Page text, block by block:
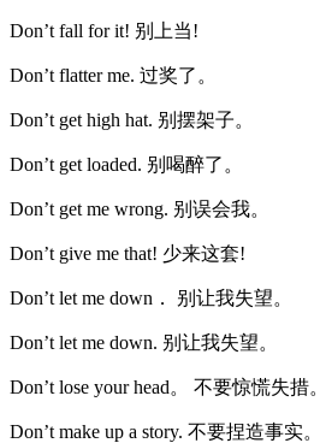
Don’t fall for it! 别上当!
Don’t flatter me. 过奖了。
Don’t get high hat. 别摆架子。
Don’t get loaded. 别喝醉了。
Don’t get me wrong. 别误会我。
Don’t give me that! 少来这套!
Don’t let me down． 别让我失望。
Don’t let me down. 别让我失望。
Don’t lose your head。 不要惊慌失措。
Don’t make up a story. 不要捏造事实。